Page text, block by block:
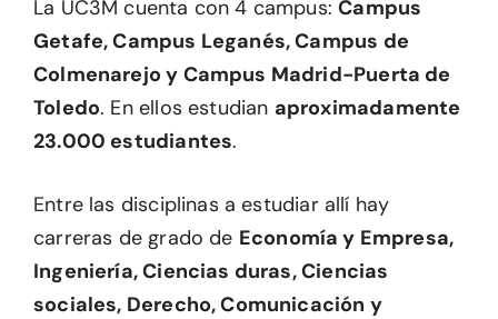
La UC3M cuenta con 4 campus:Campus
Getafe, Campus Leganés, Campus de
Colmenarejo y Campus Madrid-Puerta de
Toledo. En ellos estudian aproximadamente
23.000 estudiantes.
Entre las disciplinas a estudiar allí hay
carreras de grado de Economía y Empresa,
Ingeniería, Ciencias duras, Ciencias
sociales, Derecho, Comunicación y